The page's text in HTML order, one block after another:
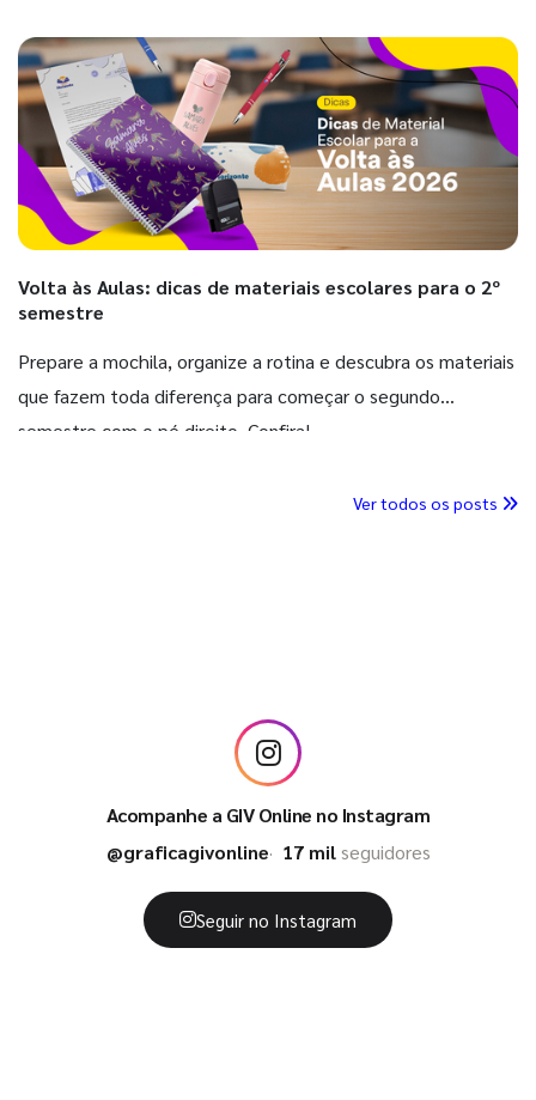
Volta às Aulas: dicas de materiais escolares para o 2º
semestre
Prepare a mochila, organize a rotina e descubra os materiais
que fazem toda diferença para começar o segundo
semestre com o pé direito. Confira!
Ver todos os posts
Acompanhe a GIV Online no Instagram
@graficagivonline
17 milseguidores
Seguir no Instagram